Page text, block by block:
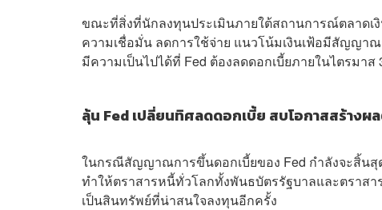
ขณะที่สิ่งที่นักลงทุนประเมินภายใต้สถานการณ์ตลาดเ
ความเชื่อมั่น ลดการใช้จ่าย แนวโน้มเงินเฟ้อมีสัญญา
มีความเป็นไปได้ที่ Fed ต้องลดดอกเบี้ยภายในไตรมาส
ลุ้น Fed เปลี่ยนทิศลดดอกเบี้ย สบโอกาสสร้างผ
ในกรณีสัญญาณการขึ้นดอกเบี้ยของ Fed กำลังจะสิ้นสุ
ทำให้ตราสารหนี้ทั่วโลกทั้งพันธบัตรรัฐบาลและตราส
เป็นสินทรัพย์ที่น่าสนใจลงทุนอีกครั้ง